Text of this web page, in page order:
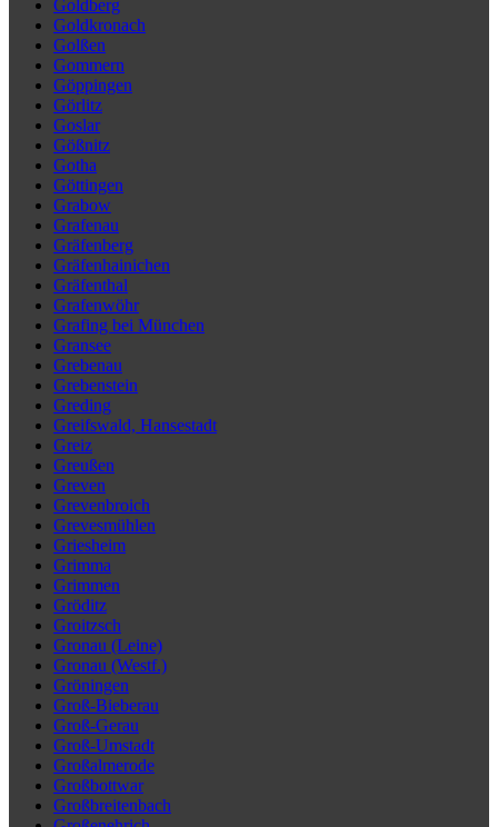
Goldberg
Goldkronach
Golßen
Gommern
Göppingen
Görlitz
Goslar
Gößnitz
Gotha
Göttingen
Grabow
Grafenau
Gräfenberg
Gräfenhainichen
Gräfenthal
Grafenwöhr
Grafing bei München
Gransee
Grebenau
Grebenstein
Greding
Greifswald, Hansestadt
Greiz
Greußen
Greven
Grevenbroich
Grevesmühlen
Griesheim
Grimma
Grimmen
Gröditz
Groitzsch
Gronau (Leine)
Gronau (Westf.)
Gröningen
Groß-Bieberau
Groß-Gerau
Groß-Umstadt
Großalmerode
Großbottwar
Großbreitenbach